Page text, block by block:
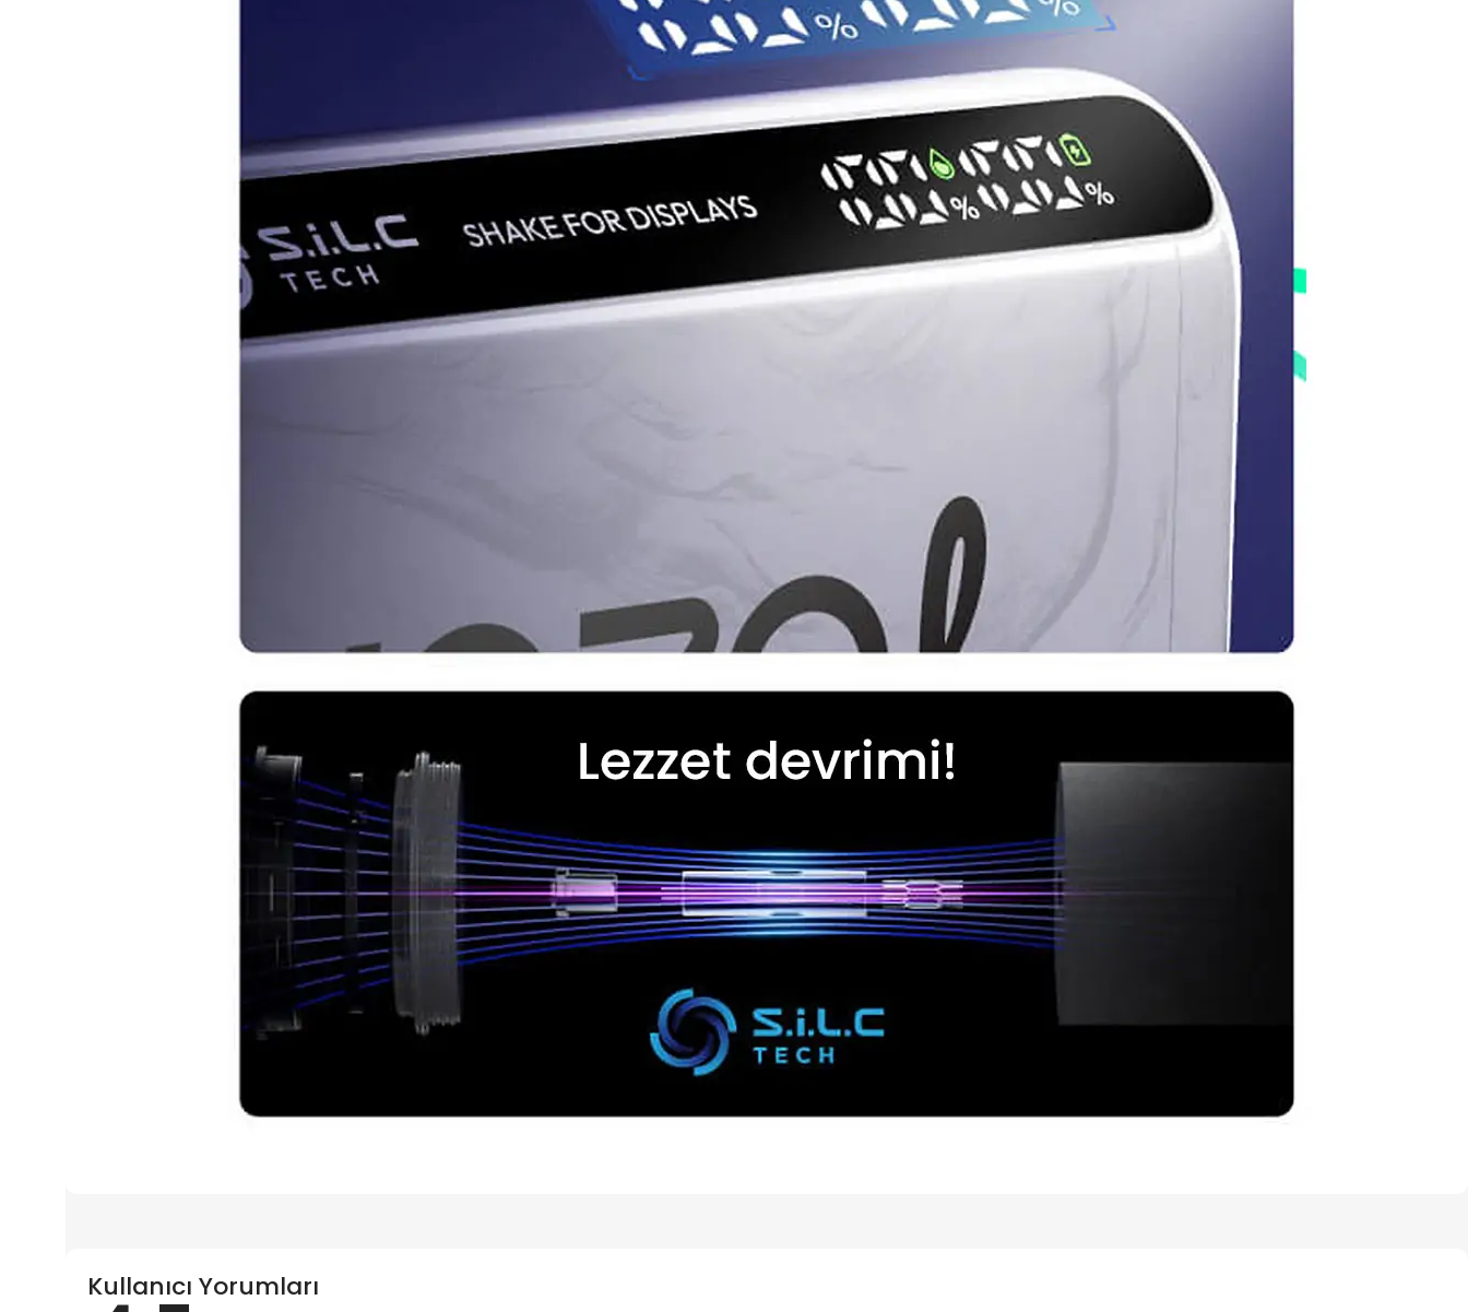
Kullanıcı Yorumları